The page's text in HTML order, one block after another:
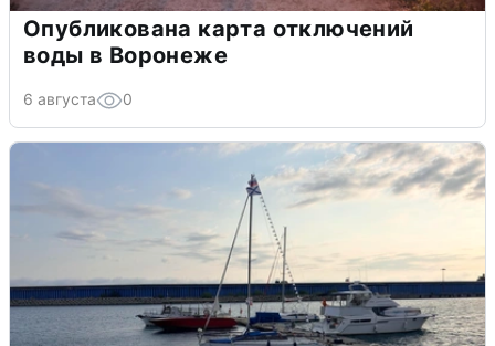
Опубликована карта отключений
воды в Воронеже
6 августа 0